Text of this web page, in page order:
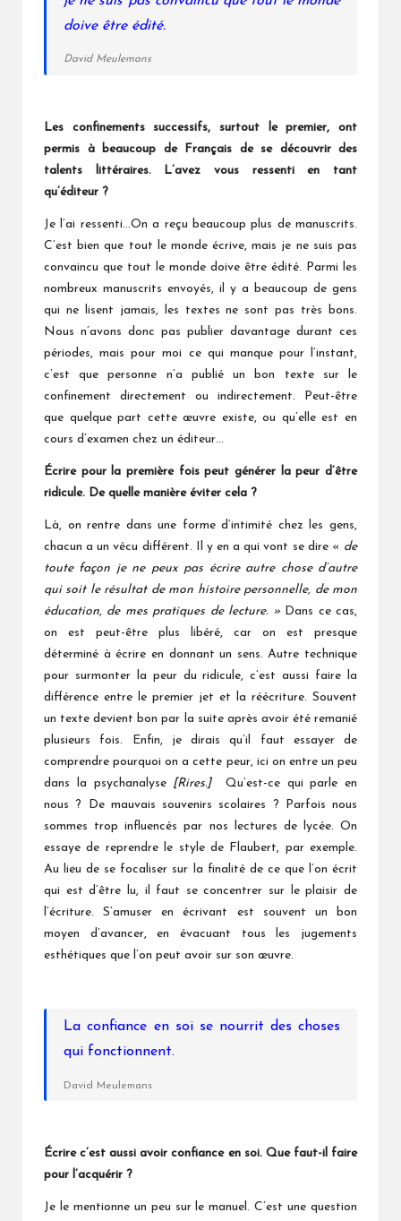
doive être édité.
David Meulemans
Les confinements successifs, surtout le premier, ont
permis à beaucoup de Français de se découvrir des
talents littéraires. L’avez vous ressentien tant
qu’éditeur ?
Je l’ai ressenti…On a reçu beaucoup plus de manuscrits.
C’est bien que tout le monde écrive, mais je ne suis pas
convaincu que tout le monde doive être édité. Parmi les
nombreux manuscrits envoyés, il y a beaucoup de gens
qui ne lisent jamais, les textes ne sont pas très bons.
Nous n’avons donc pas publier davantage durant ces
périodes, mais pour moi ce qui manque pour l’instant,
c’est que personne n’a publié un bon texte sur le
confinement directement ou indirectement. Peut-être
que quelque part cette œuvre existe, ou qu’elle est en
cours d’examen chez un éditeur…
Écrire pour la première fois peut générer la peur d’être
ridicule. De quelle manière éviter cela ?
Là, on rentre dans une forme d’intimité chez les gens,
chacun a un vécu différent. Il y en a qui vont se dire « de
toute façon je ne peux pas écrire autre chose d’autre
qui soit le résultat de mon histoire personnelle, de mon
éducation, de mes pratiques de lecture. »Dans ce cas,
on est peut-être plus libéré, car on est presque
déterminé à écrire en donnant un sens. Autre technique
pour surmonter la peur du ridicule, c’est aussi faire la
différence entre le premier jet et la réécriture. Souvent
un texte devient bon par la suite après avoir été remanié
plusieurs fois. Enfin, je dirais qu’il faut essayer de
comprendre pourquoi on a cette peur, ici on entre un peu
dans la psychanalyse [Rires.]
Qu’est-ce qui parle en
nous ? De mauvais souvenirs scolaires ? Parfois nous
sommes trop influencés par nos lectures de lycée. On
essaye de reprendre le style de Flaubert, par exemple.
Au lieu de se focaliser sur la finalité de ce que l’on écrit
qui est d’être lu, il faut se concentrer sur le plaisir de
l’écriture. S’amuser en écrivant est souvent un bon
moyen d’avancer, en évacuant tous les jugements
esthétiques que l’on peut avoir sur son œuvre.
La confiance en soi se nourrit des choses
qui fonctionnent.
David Meulemans
Écrire c’est aussiavoir confiance en soi. Que faut-il faire
pour l’acquérir ?
Je le mentionne un peu sur le manuel. C’est une question